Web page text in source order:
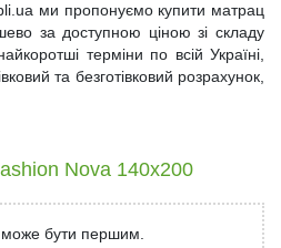
ми пропонуємо купити матрац
за доступною ціною зі складу
терміни по всій Україні,
та безготівковий розрахунок,
Nova 140x200
може бути першим.